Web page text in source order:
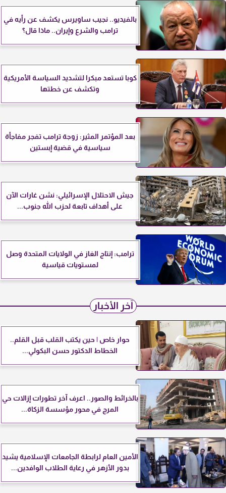
بالفيديو.. نجيب ساويرس يكشف عن رأيه في
ترامب والشرع وإيران.. ماذا قال؟
كوبا تستعد مبكرا لتشديد السياسة الأمريكية
وتكشف عن خطتها
بعد المؤتمر المثير: زوجة ترامب تفجر مفاجأة
سياسية في قضية إبستين
جيش الاحتلال الإسرائيلي: نشن غارات الآن
على أهداف تابعة لحزب الله جنوب...
ترامب: إنتاج الغاز في الولايات المتحدة وصل
لمستويات قياسية
آخر الأخبار
حوار خاص | حين يكتب القلب قبل القلم..
الخطاط الدكتور حسن البكولي...
بالخرائط والصور.. اعرف آخر تطورات إزالات حي
المرج في محور مؤسسة الزكاة...
الأمين العام لرابطة الجامعات الإسلامية يشيد
بدور الأزهر في رعاية الطلاب الوافدين...